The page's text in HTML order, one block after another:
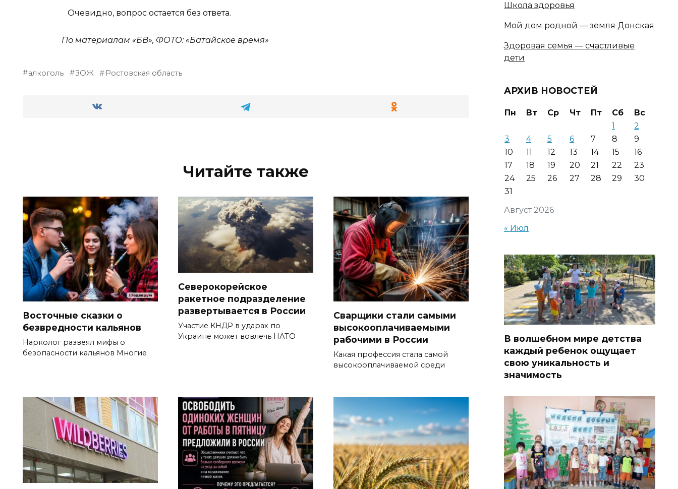
Очевидно, вопрос остается без ответа.
По материалам «БВ», ФОТО: «Батайское время»
алкоголь ЗОЖ Ростовская область
Читайте также
Восточные сказки о
безвредности кальянов
Нарколог развеял мифы о
безопасности кальянов Многие
Северокорейское
ракетное подразделение
развертывается в России
Участие КНДР в ударах по
Украине может вовлечь НАТО
Сварщики стали самыми
высокооплачиваемыми
рабочими в России
Какая профессия стала самой
высокооплачиваемой среди
Школа здоровья
Мой дом родной — земля Донская
Здоровая семья — счастливые
дети
АРХИВ НОВОСТЕЙ
Август 2026
Пн Вт Ср Чт Пт Сб
Вс
1
2
3
4 5 6 7 8
9
10
11 12 13 14 15
16
17
18 19 20 21 22
23
24
25 26 27 28 29
30
31
« Июл
В волшебном мире детства
каждый ребенок ощущает
свою уникальность и
значимость